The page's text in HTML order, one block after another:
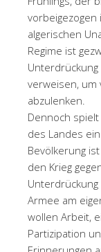
vorbeigezogen
algerischen
Regime ist
verweisen, um
abzulenken.
Dennoch
des Landes
Bevölkerung
den Krieg
Armee am
wollen Arbeit,
Partizipation